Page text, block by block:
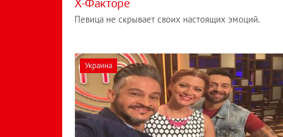
Певица не скрывает своих настоящих эмоций.
Украина